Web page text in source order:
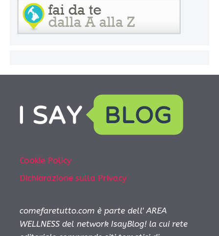
Cookie Policy
Dichiarazione sulla Privacy
comefaretutto.com è parte dell' AREA
WELLNESS del network IsayBlog! la cui rete